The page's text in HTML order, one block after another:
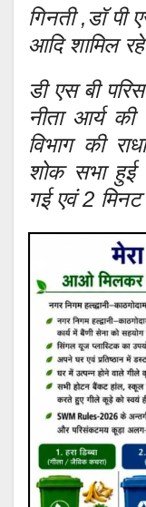
गिनती ,डॉ पी
आदि शामिल
डी एस बी
नीता आर्य की
विभाग की
शोक सभा हुई
गई एवं 2